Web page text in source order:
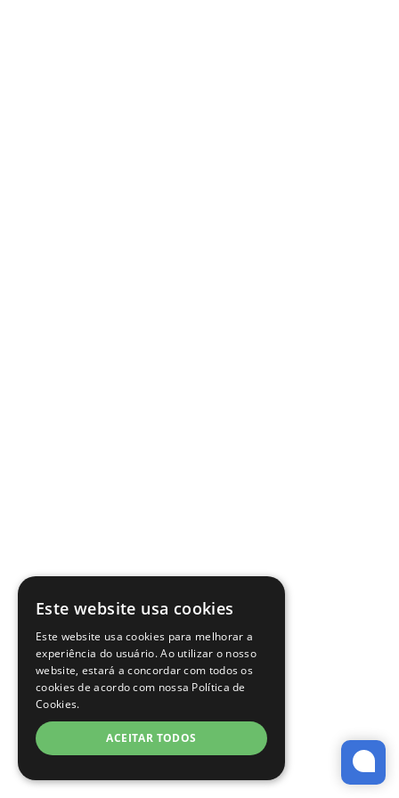
Este website usa cookies
Este website usa cookies para melhorar a
experiência do usuário. Ao utilizar o nosso
website, estará a concordar com todos os
cookies de acordo com nossa Política de
Cookies.
ACEITAR TODOS